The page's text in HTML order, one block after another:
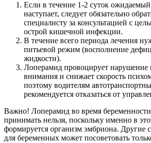
Если в течение 1-2 суток
наступает, следует обязательно
специалисту за консультацией с
острой кишечной инфекции.
В течение всего периода лечения
питьевой режим (восполнение
жидкости).
Лоперамид провоцирует нарушение
внимания и снижает скорость
поэтому водителям
рекомендуется отказаться от
Важно! Лоперамид во время
принимать нельзя, поскольку именно в
формируется организм эмбриона. Другие
для беременных может посоветовать